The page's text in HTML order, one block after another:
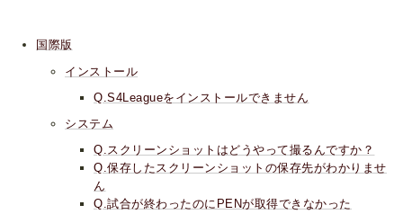
国際版
インストール
Q.S4Leagueをインストールできません
システム
Q.スクリーンショットはどうやって撮るんですか？
Q.保存したスクリーンショットの保存先がわかりませ
ん
Q.試合が終わったのにPENが取得できなかった